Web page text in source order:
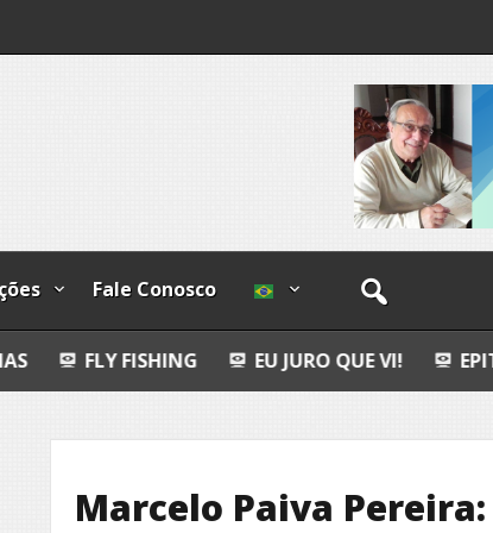
Fale Conosco
FISHING EU JURO QUE VI! EPITAFIO
Marcelo Paiva